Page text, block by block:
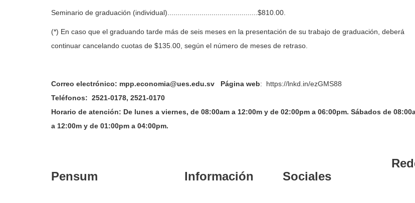
Seminario de graduación (individual).............................................$810.00.
(*) En caso que el graduando tarde más de seis meses en la presentación de su trabajo de graduación, deberá
continuar cancelando cuotas de $135.00, según el número de meses de retraso.
Correo electrónico: mpp.economia@ues.edu.sv Página web:
https://lnkd.in/ezGMS88
Teléfonos: 2521-0178, 2521-0170
Horario de atención: De lunes a viernes, de 08:00am a 12:00m y de 02:00pm a 06:00pm. Sábados de
a 12:00m y de 01:00pm a 04:00pm.
Pensum Información
Sociales